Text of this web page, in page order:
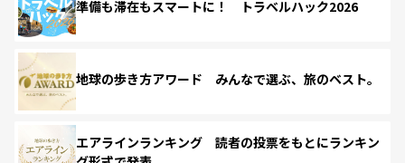
準備も滞在もスマートに！ トラベルハック2026
地球の歩き方アワード みんなで選ぶ、旅のベスト。
エアラインランキング 読者の投票をもとにランキン